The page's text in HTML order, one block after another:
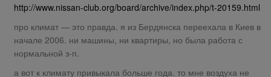
http://www.nissan-club.org/board/archive/index.php/t-20159.html
про климат — это правда. я из Бердянска переехала в Киев в
начале 2006. ни машины, ни квартиры, но была работа с
нормальной з-п.
а вот к климату привыкала больше года. то мне воздуха не